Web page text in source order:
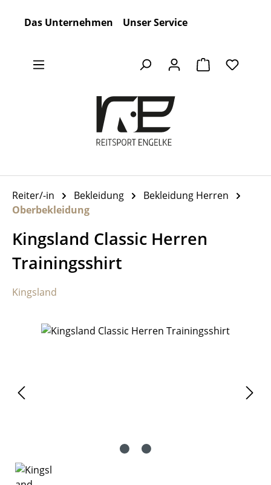
Das Unternehmen Unser Service
Warenkorb
Reiter/-in Bekleidung
Bekleidung Herren
Oberbekleidung
Kingsland Classic Herren
Trainingsshirt
Kingsland
Bildergalerie überspringen